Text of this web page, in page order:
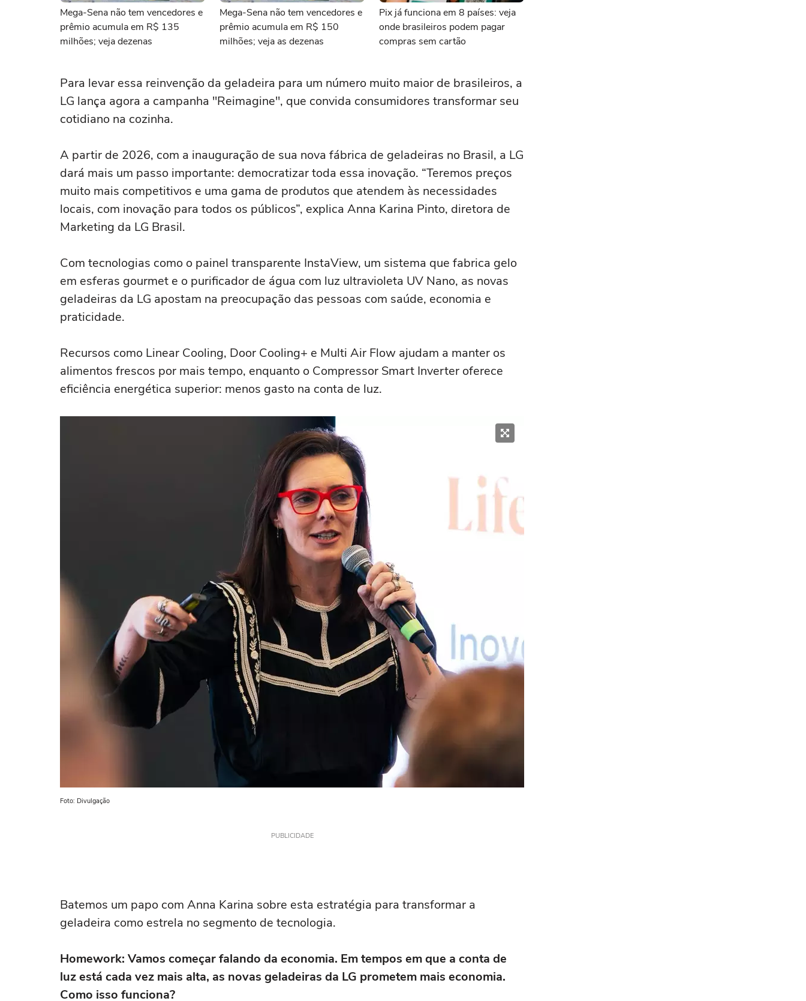
Mega-Sena não tem vencedores e
prêmio acumula em R$ 135
milhões; veja dezenas
Mega-Sena não tem vencedores e
prêmio acumula em R$ 150
milhões; veja as dezenas
Pix já funciona em 8 países: veja
onde brasileiros podem pagar
compras sem cartão
Para levar essa reinvenção da geladeira para um número muito maior de brasileiros, a
LG lança agora a campanha "Reimagine", que convida consumidores transformar seu
cotidiano na cozinha.
A partir de 2026, com a inauguração de sua nova fábrica de geladeiras no Brasil, a LG
dará mais um passo importante: democratizar toda essa inovação. “Teremos preços
muito mais competitivos e uma gama de produtos que atendem às necessidades
locais, com inovação para todos os públicos”, explica Anna Karina Pinto, diretora de
Marketing da LG Brasil.
Com tecnologias como o painel transparente InstaView, um sistema que fabrica gelo
em esferas gourmet e o purificador de água com luz ultravioleta UV Nano, as novas
geladeiras da LG apostam na preocupação das pessoas com saúde, economia e
praticidade.
Recursos como Linear Cooling, Door Cooling+ e Multi Air Flow ajudam a manter os
alimentos frescos por mais tempo, enquanto o Compressor Smart Inverter oferece
eficiência energética superior: menos gasto na conta de luz.
Foto: Divulgação
PUBLICIDADE
Batemos um papo com Anna Karina sobre esta estratégia para transformar a
geladeira como estrela no segmento de tecnologia.
Homework: Vamos começar falando da economia. Em tempos em que a conta de
luz está cada vez mais alta, as novas geladeiras da LG prometem mais economia.
Como isso funciona?